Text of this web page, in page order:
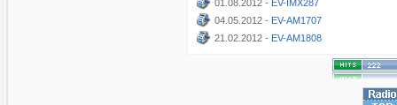
01.08.2012 - EV-IMX287
04.05.2012 - EV-AM1707
21.02.2012 - EV-AM1808